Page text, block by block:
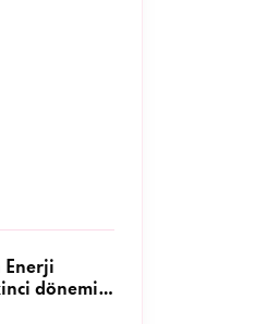
Enerji
dönemi